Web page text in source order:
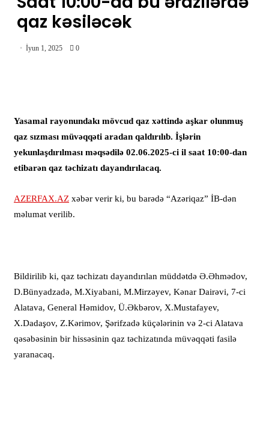
qaz kəsiləcək
İyun 1, 2025 0
Yasamal rayonundakı mövcud qaz xəttində aşkar olunmuş
qaz sızması müvəqqəti aradan qaldırılıb. İşlərin
yekunlaşdırılması məqsədilə 02.06.2025-ci il saat 10:00-dan
etibarən qaz təchizatı dayandırılacaq.
AZERFAX.AZ xəbər verir ki, bu barədə “Azəriqaz” İB-dən
məlumat verilib.
Bildirilib ki, qaz təchizatı dayandırılan müddətdə Ə.Əhmədov,
D.Bünyadzadə, M.Xiyabani, M.Mirzəyev, Kənar Dairəvi, 7-ci
Alatava, General Həmidov, Ü.Əkbərov, X.Mustafayev,
X.Dadaşov, Z.Kərimov, Şərifzadə küçələrinin və 2-ci Alatava
qəsəbəsinin bir hissəsinin qaz təchizatında müvəqqəti fasilə
yaranacaq.